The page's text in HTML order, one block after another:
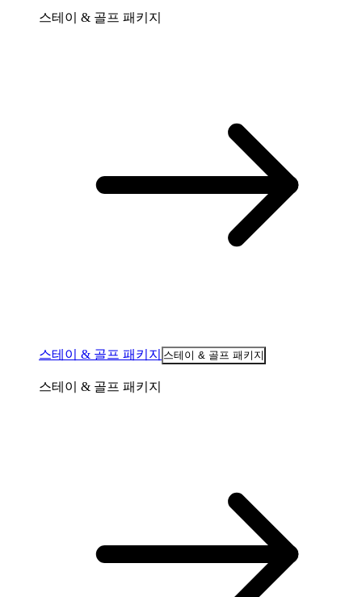
스테이 & 골프 패키지
스테이 & 골프 패키지 스테이 & 골프 패키지
스테이 & 골프 패키지